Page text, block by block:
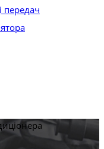
передач